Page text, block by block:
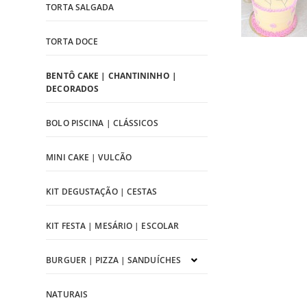
TORTA SALGADA
TORTA DOCE
BENTÔ CAKE | CHANTININHO |
DECORADOS
BOLO PISCINA | CLÁSSICOS
MINI CAKE | VULCÃO
KIT DEGUSTAÇÃO | CESTAS
KIT FESTA | MESÁRIO | ESCOLAR
BURGUER | PIZZA | SANDUÍCHES
NATURAIS